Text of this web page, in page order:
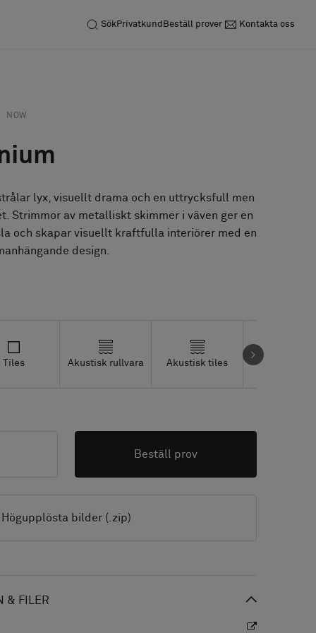
SökPrivatkund Beställ prover Kontakta oss
NOW
lyx, visuellt drama och en uttrycksfull men
Strimmor av metalliskt skimmer i väven ger en
och skapar visuellt kraftfulla interiörer med en
design.
Tiles Akustisk rullvara Akustisk tiles Studio Tiles
Beställ prov
Högupplösta bilder (.zip)
& FILER